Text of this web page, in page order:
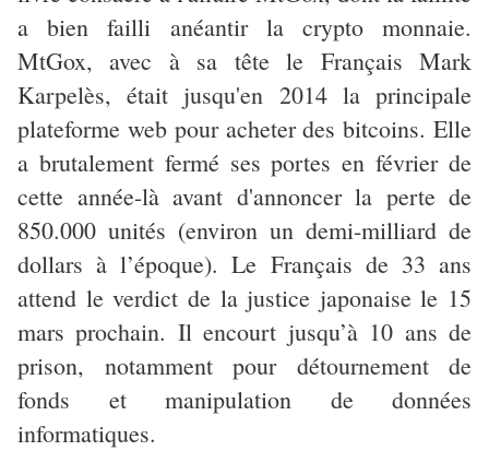
a bien failli anéantir la crypto monnaie.
MtGox, avec à sa tête le Français Mark
Karpelès, était jusqu'en 2014 la principale
plateforme web pour acheter des bitcoins. Elle
a brutalement fermé ses portes en février de
cette année-là avant d'annoncer la perte de
850.000 unités (environ un demi-milliard de
dollars à l’époque). Le Français de 33 ans
attend le verdict de la justice japonaise le 15
mars prochain. Il encourt jusqu’à 10 ans de
prison, notamment pour détournement de
fonds et manipulation de données
informatiques.